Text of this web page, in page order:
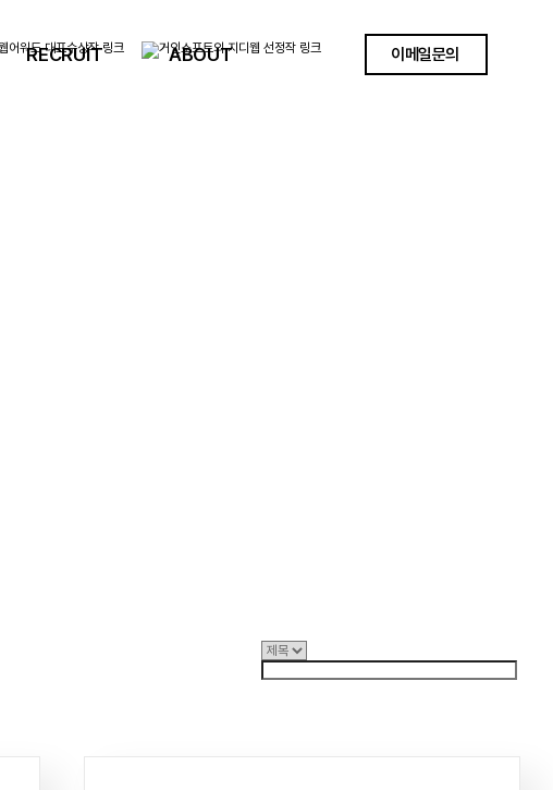
이메일문의
RECRUIT ABOUT